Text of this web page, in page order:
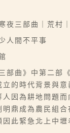
夜三部曲｜荒村
人間不平事
部曲》中第二部
的時代背景與
因為耕地問題
鼎成為農民組
此緊急北上中壢